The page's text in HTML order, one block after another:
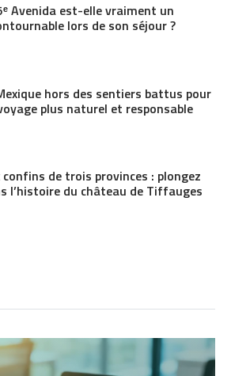
Avenida est-elle vraiment un
lors de son séjour ?
hors des sentiers battus pour
plus naturel et responsable
confins de trois provinces : plongez
l’histoire du château de Tiffauges